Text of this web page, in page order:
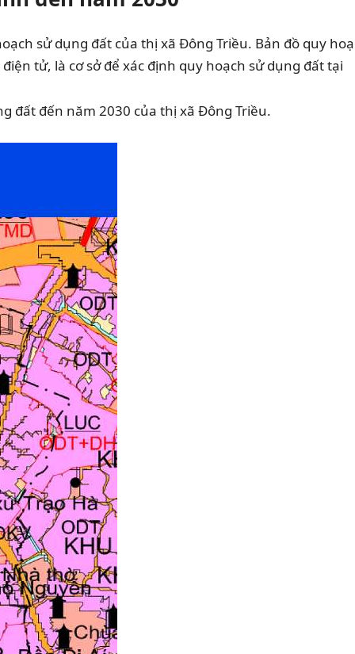
sử dụng đất của thị xã Đông Triều. Bản đồ quy
tử, là cơ sở để xác định quy hoạch sử dụng đất tại
đất đến năm 2030 của thị xã Đông Triều.